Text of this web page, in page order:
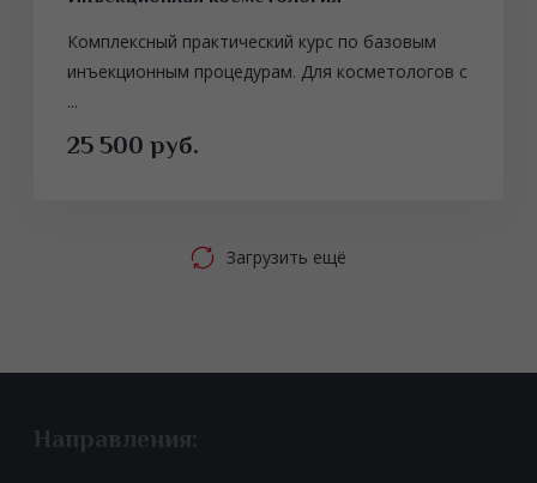
Комплексный практический курс по базовым
инъекционным процедурам. Для косметологов с
...
25 500 руб.
Загрузить ещё
Направления: